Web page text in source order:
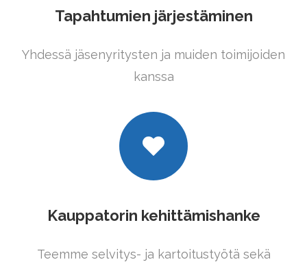
Tapahtumien järjestäminen
Yhdessä jäsenyritysten ja muiden toimijoiden
kanssa
Kauppatorin kehittämishanke
Teemme selvitys- ja kartoitustyötä sekä